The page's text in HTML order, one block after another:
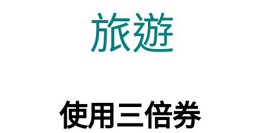
旅遊
使用三倍券